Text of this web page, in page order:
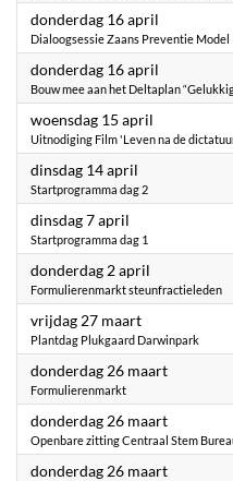
donderdag 16 april
Dialoogsessie Zaans Preventie Model
donderdag 16 april
Bouw mee aan het Deltaplan
woensdag 15 april
Uitnodiging Film 'Leven na de
dinsdag 14 april
Startprogramma dag 2
dinsdag 7 april
Startprogramma dag 1
donderdag 2 april
Formulierenmarkt steunfractieleden
vrijdag 27 maart2026
Plantdag Plukgaard Darwinpark
donderdag 26 maart2026
Formulierenmarkt
donderdag 26 maart2026
Openbare zitting Centraal Stem
donderdag 26 maart2026